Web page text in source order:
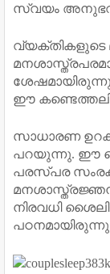
സ്വയം
വ്യക്തികളുടെ
ഈ
സാധാരണ
പറയുന്നു. ഈ
പരസ്പര
നിരവധി